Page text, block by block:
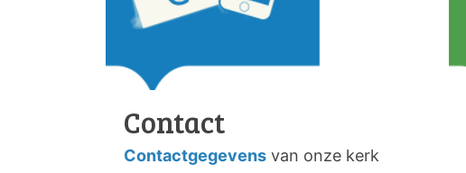
Contact
Contactgegevens van onze kerk